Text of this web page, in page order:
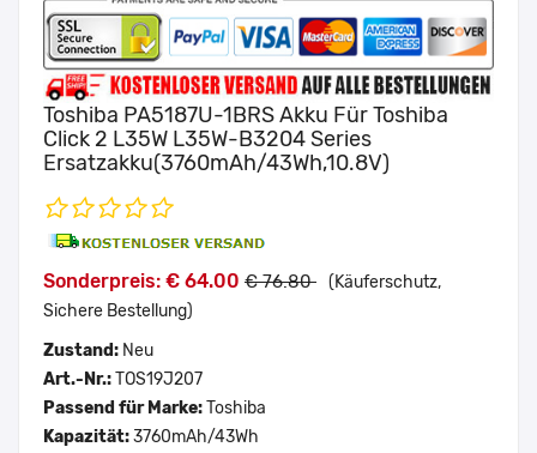
Toshiba PA5187U-1BRS Akku Für Toshiba
Click 2 L35W L35W-B3204 Series
Ersatzakku(3760mAh/43Wh,10.8V)
Sonderpreis: € 64.00 € 76.80 (Käuferschutz,
Sichere Bestellung)
Zustand: Neu
Art.-Nr.:TOS19J207
Passend für Marke:Toshiba
Kapazität:3760mAh/43Wh